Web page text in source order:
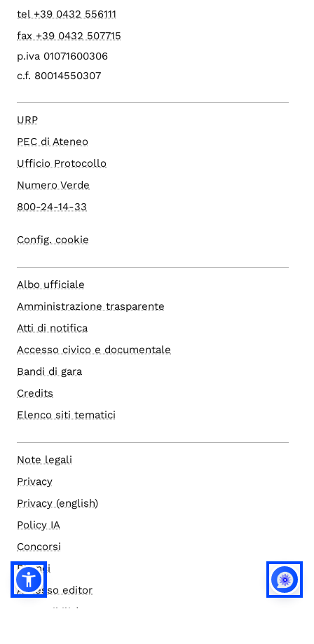
tel +39 0432 556111
fax +39 0432 507715
p.iva 01071600306
c.f. 80014550307
URP
PEC di Ateneo
Ufficio Protocollo
Numero Verde
800-24-14-33
Config. cookie
Albo ufficiale
Amministrazione trasparente
Atti di notifica
Accesso civico e documentale
Bandi di gara
Credits
Elenco siti tematici
Note legali
Privacy
Privacy (english)
Policy IA
Concorsi
Bilanci
Accesso editor
Accessibilità